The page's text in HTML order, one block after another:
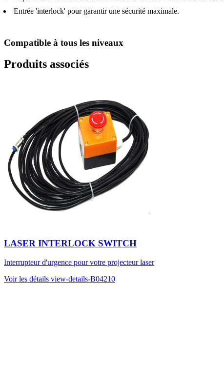
Entrée 'interlock' pour garantir une sécurité maximale.
Compatible à tous les niveaux
Produits associés
LASER INTERLOCK SWITCH
Interrupteur d'urgence pour votre projecteur laser
Voir les détails view-details-B04210